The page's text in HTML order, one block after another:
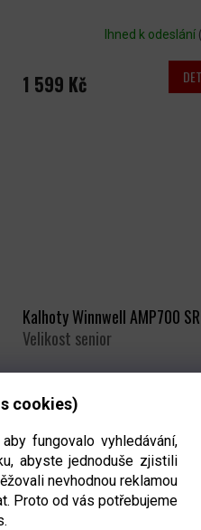
cookies)
fungovalo vyhledávání,
abyste jednoduše zjistili
nevhodnou reklamou
Proto od vás potřebujeme
Ihned k odeslání
1 599 Kč
Kalhoty Winnwell AMP700 SR
Velikost senior
2 899 Kč